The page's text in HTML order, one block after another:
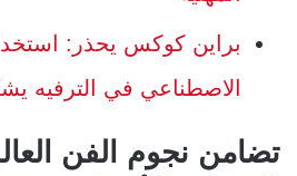
براين كوكس يحذر:
الاصطناعي في الترفيه
تضامن نجوم الفن